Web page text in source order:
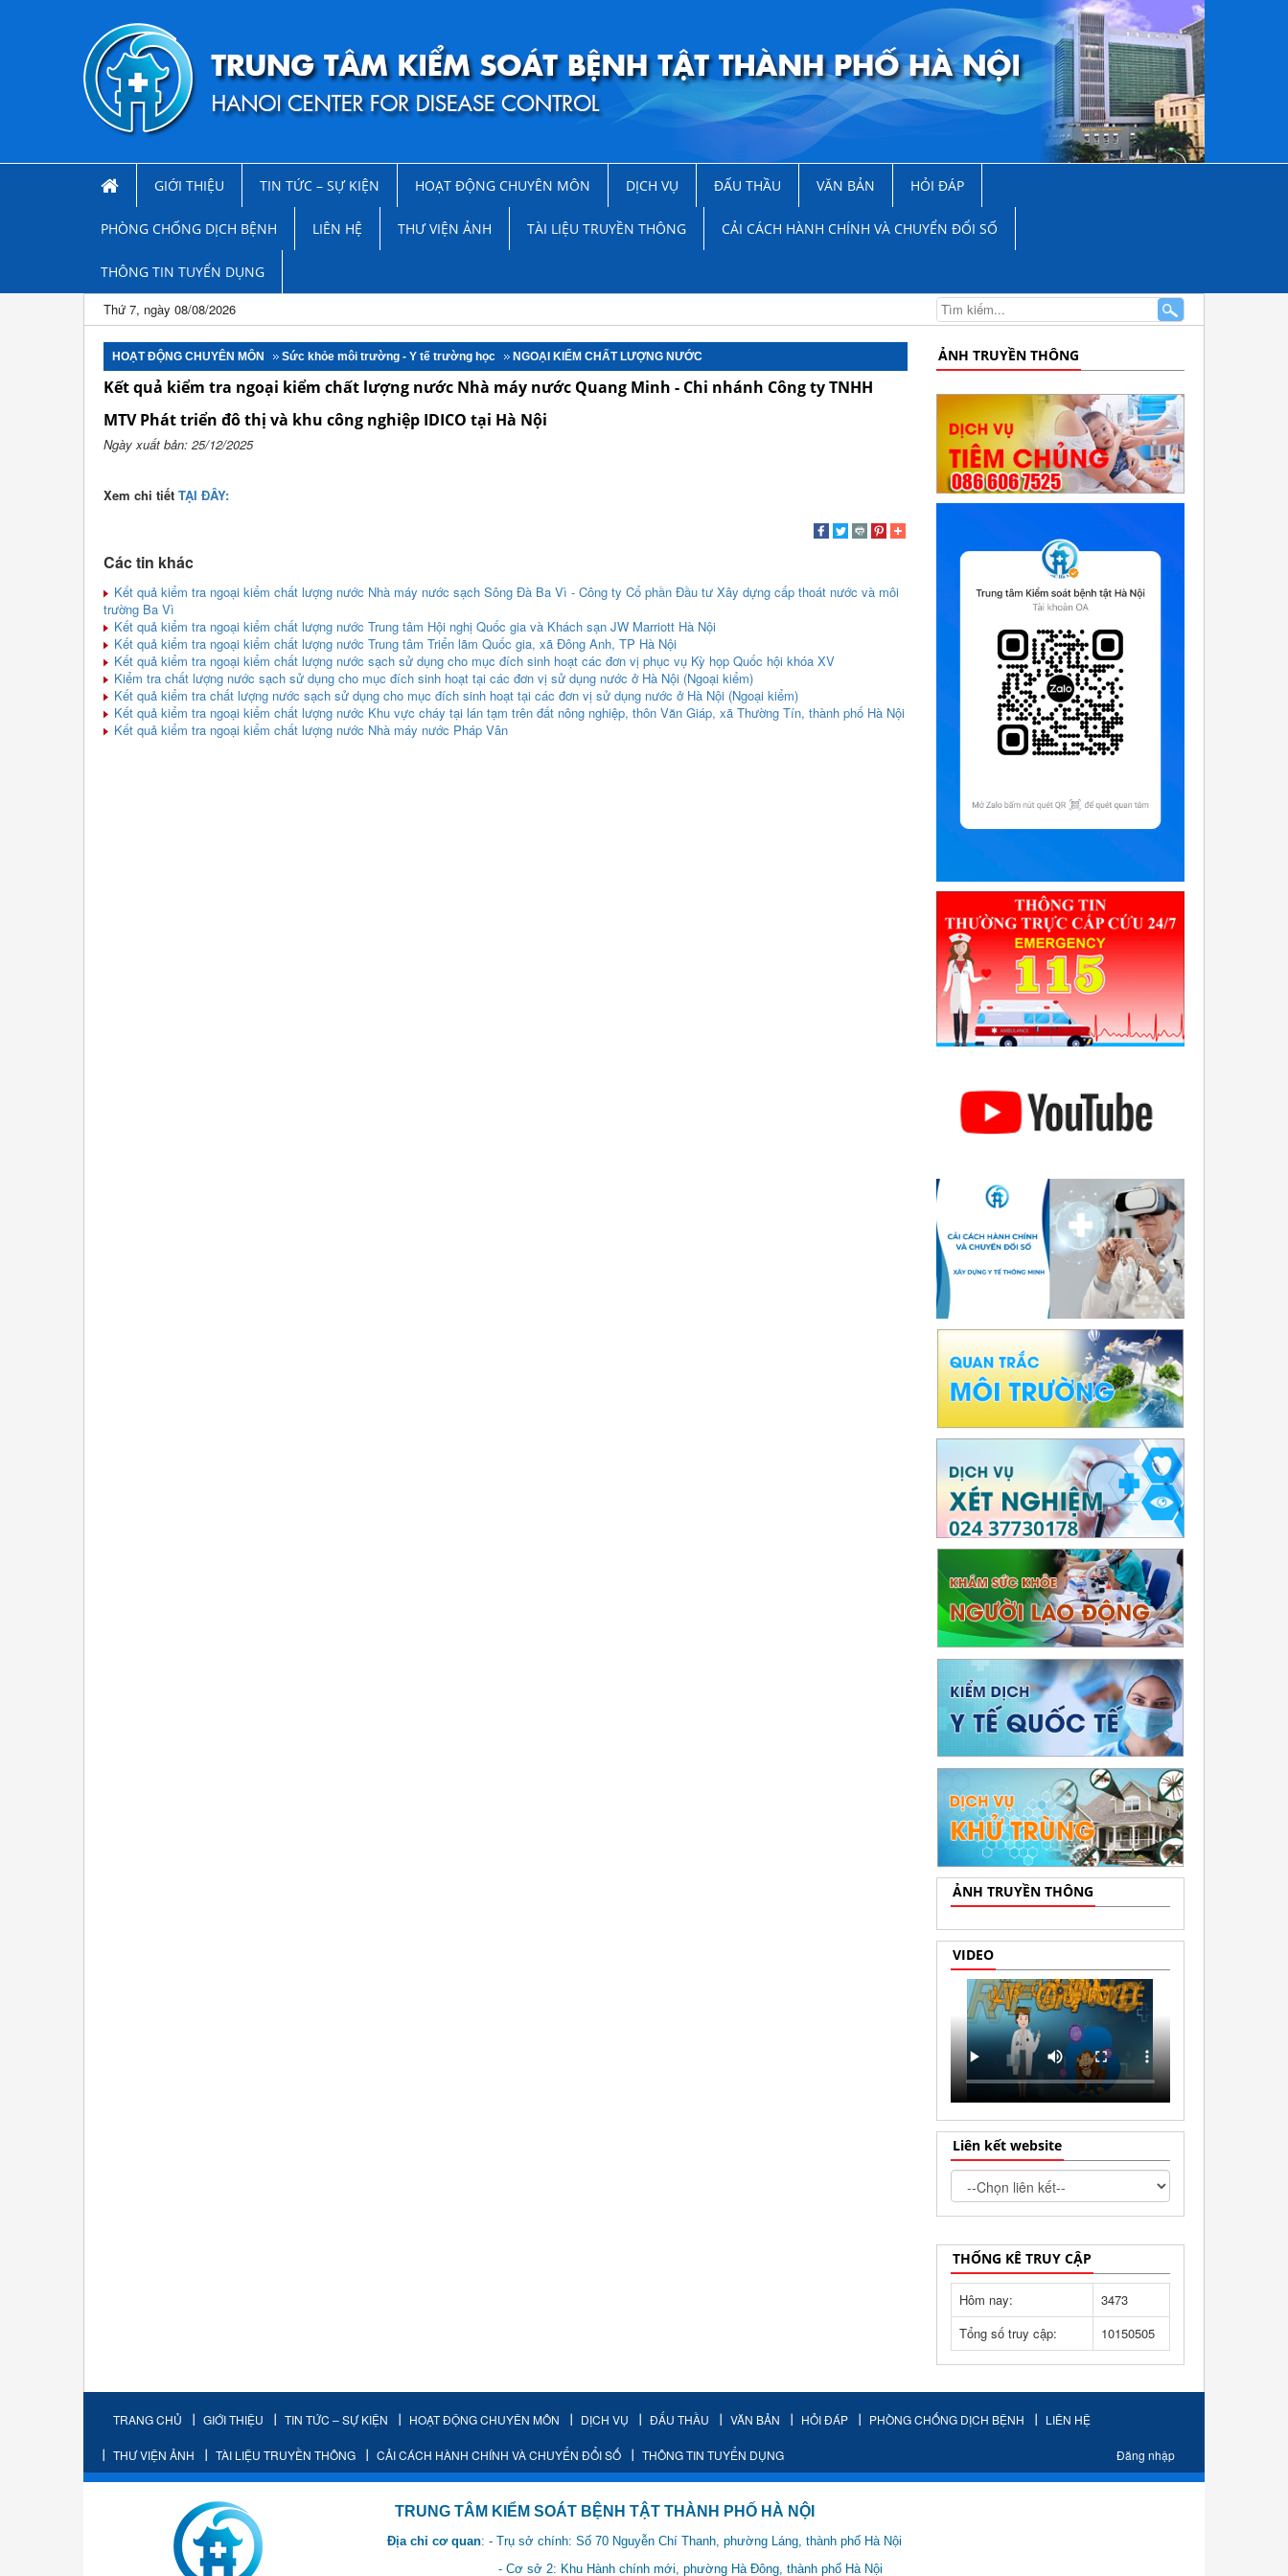
GIỚI THIỆU TIN TỨC – SỰ KIỆN HOẠT ĐỘNG CHUYÊN MÔN DỊCH VỤ ĐẤU THẦU VĂN BẢN HỎI ĐÁP
PHÒNG CHỐNG DỊCH BỆNH LIÊN HỆ THƯ VIỆN ẢNH TÀI LIỆU TRUYỀN THÔNG CẢI CÁCH HÀNH CHÍNH VÀ CHUYỂN ĐỔI SỐ
THÔNG TIN TUYỂN DỤNG
Thứ 7, ngày 08/08/2026
HOẠT ĐỘNG CHUYÊN MÔN Sức khỏe môi trường - Y tế trường học NGOẠI KIỂM CHẤT LƯỢNG NƯỚC
Kết quả kiểm tra ngoại kiểm chất lượng nước Nhà máy nước Quang Minh - Chi nhánh Công ty TNHH
MTV Phát triển đô thị và khu công nghiệp IDICO tại Hà Nội
Ngày xuất bản: 25/12/2025
Xem chi tiết TẠI ĐÂY:
Các tin khác
Kết quả kiểm tra ngoại kiểm chất lượng nước Nhà máy nước sạch Sông Đà Ba Vì - Công ty Cổ phần Đầu tư Xây dựng cấp thoát nước và môi
trường Ba Vì
Kết quả kiểm tra ngoại kiểm chất lượng nước Trung tâm Hội nghị Quốc gia và Khách sạn JW Marriott Hà Nội
Kết quả kiểm tra ngoại kiểm chất lượng nước Trung tâm Triển lãm Quốc gia, xã Đông Anh, TP Hà Nội
Kết quả kiểm tra ngoại kiểm chất lượng nước sạch sử dụng cho mục đích sinh hoạt các đơn vị phục vụ Kỳ họp Quốc hội khóa XV
Kiểm tra chất lượng nước sạch sử dụng cho mục đích sinh hoạt tại các đơn vị sử dụng nước ở Hà Nội (Ngoại kiểm)
Kết quả kiểm tra chất lượng nước sạch sử dụng cho mục đích sinh hoạt tại các đơn vị sử dụng nước ở Hà Nội (Ngoại kiểm)
Kết quả kiểm tra ngoại kiểm chất lượng nước Khu vực cháy tại lán tạm trên đất nông nghiệp, thôn Văn Giáp, xã Thường Tín, thành phố Hà Nội
Kết quả kiểm tra ngoại kiểm chất lượng nước Nhà máy nước Pháp Vân
ẢNH TRUYỀN THÔNG
ẢNH TRUYỀN THÔNG
VIDEO
Liên kết website
THỐNG KÊ TRUY CẬP
Hôm nay:
3473
Tổng số truy cập:
10150505
TRANG CHỦ GIỚI THIỆU TIN TỨC – SỰ KIỆN HOẠT ĐỘNG CHUYÊN MÔN DỊCH VỤ ĐẤU THẦU VĂN BẢN HỎI ĐÁP PHÒNG CHỐNG DỊCH BỆNH LIÊN HỆ
THƯ VIỆN ẢNH TÀI LIỆU TRUYỀN THÔNG CẢI CÁCH HÀNH CHÍNH VÀ CHUYỂN ĐỔI SỐ THÔNG TIN TUYỂN DỤNG Đăng nhập
TRUNG TÂM KIỂM SOÁT BỆNH TẬT THÀNH PHỐ HÀ NỘI
Địa chỉ cơ quan: - Trụ sở chính: Số 70 Nguyễn Chí Thanh, phường Láng, thành phố Hà Nội
- Cơ sở 2: Khu Hành chính mới, phường Hà Đông, thành phố Hà Nội